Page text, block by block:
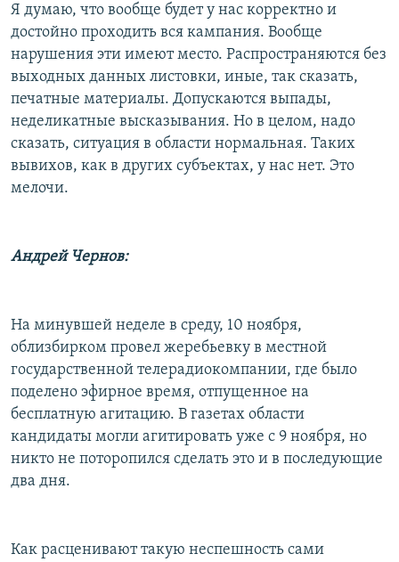
Я думаю, что вообще будет у нас корректно и
достойно проходить вся кампания. Вообще
нарушения эти имеют место. Распространяются без
выходных данных листовки, иные, так сказать,
печатные материалы. Допускаются выпады,
неделикатные высказывания. Но в целом, надо
сказать, ситуация в области нормальная. Таких
вывихов, как в других субъектах, у нас нет. Это
мелочи.
Андрей Чернов:
На минувшей неделе в среду, 10 ноября,
облизбирком провел жеребьевку в местной
государственной телерадиокомпании, где было
поделено эфирное время, отпущенное на
бесплатную агитацию. В газетах области
кандидаты могли агитировать уже с 9 ноября, но
никто не поторопился сделать это и в последующие
два дня.
Как расценивают такую неспешность сами